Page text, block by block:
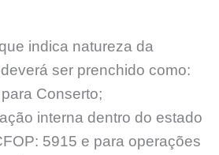
indica natureza da
ser prenchido como:
Conserto;
interna dentro do estado
5915 e para operações